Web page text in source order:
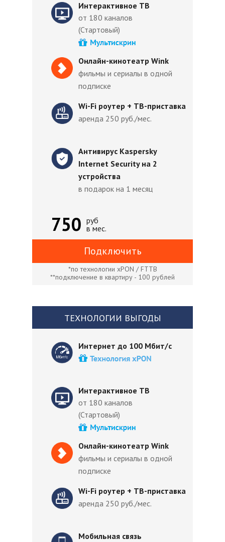
750
Wi-Fi роутер + ТВ-приставка
аренда 250 руб./мес.
Подключить
Онлайн-кинотеатр Wink
фильмы и сериалы в одной
подписке
*по технологии xPON / FTTB
**подключение в квартиру - 100 рублей
руб
в мес.
Интерактивное ТВ
от 180 каналов
(Стартовый)
ТЕХНОЛОГИИ ВЫГОДЫ
Онлайн-кинотеатр Wink
фильмы и сериалы в одной
подписке
Интернет до 100 Мбит/с
Wi-Fi роутер + ТВ-приставка
аренда 250 руб./мес.
Мобильная связь
Интерактивное ТВ
от 180 каналов
(Стартовый)
Антивирус Kaspersky
Internet Security на 2
устройства
в подарок на 1 месяц